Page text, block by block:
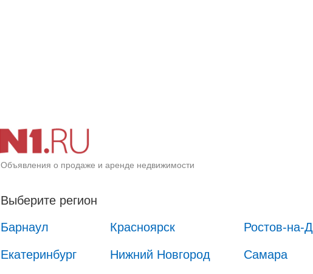
Объявления о продаже и аренде недвижимости
Выберите регион
Барнаул
Красноярск Ростов-на-
Екатеринбург Нижний Новгород Самара